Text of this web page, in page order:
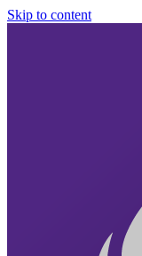
Skip to content